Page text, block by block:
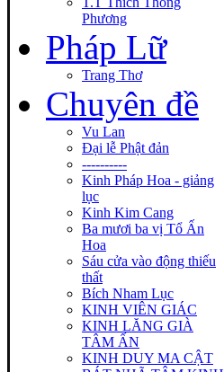
Phương
Pháp Lữ
Trang Thơ
Chuyên đề
Vu Lan
Đại lễ Phật đản
----------
Kinh Pháp Hoa - giảng
lục
Kinh Kim Cang
Ba mươi ba vị Tổ Ấn
Hoa
Sáu cửa vào động thiếu
thất
Bích Nham Lục
KINH VIÊN GIÁC
KINH LĂNG GIÀ
TÂM ẤN
KINH DUY MA CẬT